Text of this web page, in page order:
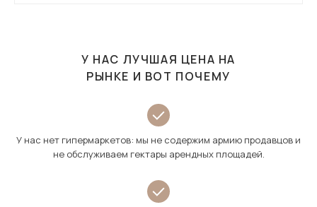
У НАС ЛУЧШАЯ ЦЕНА НА
РЫНКЕ И ВОТ ПОЧЕМУ
У нас нет гипермаркетов: мы не содержим армию продавцов и
не обслуживаем гектары арендных площадей.